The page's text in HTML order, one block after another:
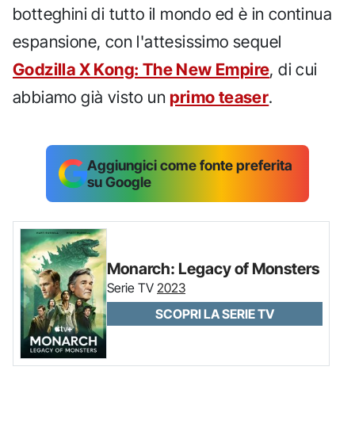
botteghini di tutto il mondo ed è in continua
espansione, con l'attesissimo sequel
Godzilla X Kong: The New Empire, di cui
abbiamo già visto un primo teaser.
Aggiungici come fonte preferita
su Google
Monarch: Legacy of Monsters
Serie TV 2023
SCOPRI LA SERIE TV